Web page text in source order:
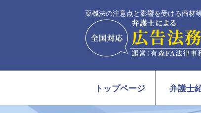
薬機法の注意点と影響を受ける商材
トップページ 弁護士